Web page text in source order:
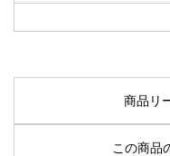
商品リ
この商品